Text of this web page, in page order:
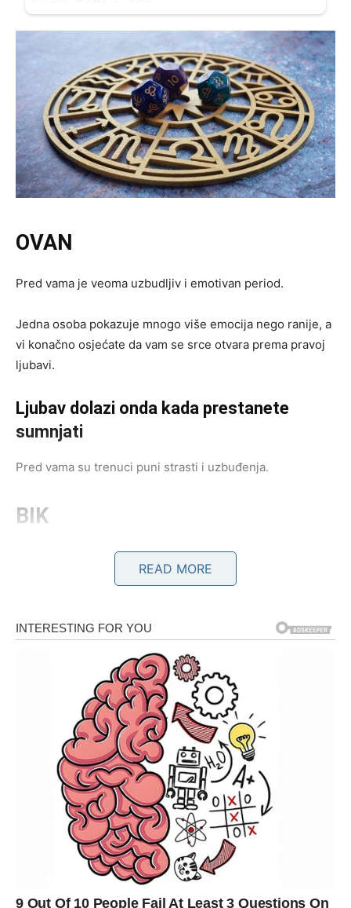
OVAN
Pred vama je veoma uzbudljiv i emotivan period.
Jedna osoba pokazuje mnogo više emocija nego ranije, a
vi konačno osjećate da vam se srce otvara prema pravoj
ljubavi.
Ljubav dolazi onda kada prestanete
sumnjati
Pred vama su trenuci puni strasti i uzbuđenja.
BIK
Bikovi konačno dobijaju ljubav koja donosi sigurnost, mir i
Osoba koja ulazi u vaš život ili ostaje uz vas pokazuje
iskrenost kakvu dugo niste sreli.
Srce konačno pronalazi svoj mir
Pred vama su veoma posebni i nježni trenuci.
BLIZANCI
Zvijezde vam donose neočekivan razgovor ili susret koji
potpuno mijenja vaše emocije.
Moguće je poznanstvo koje odmah djeluje posebno i
drugačije od svega što ste ranije doživjeli.
READ MORE